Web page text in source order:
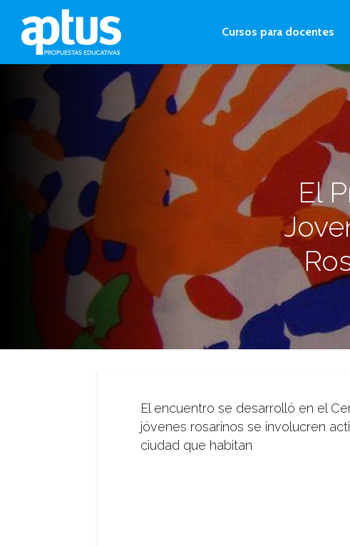
Cursos para docentes
El
El encuentro se desarrolló en el
jóvenes rosarinos se involucren
ciudad que habitan